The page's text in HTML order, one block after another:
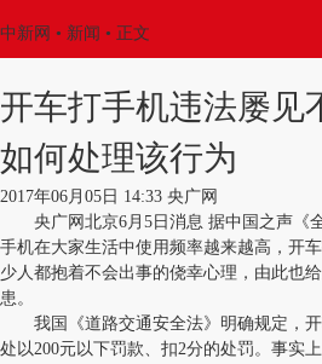
中新网 • 新闻 • 正文
开车打手机违法屡见
如何处理该行为
2017年06月05日 14:33 央广网
央广网北京6月5日消息 据中国之声《
手机在大家生活中使用频率越来越高，开
少人都抱着不会出事的侥幸心理，由此也
患。
我国《道路交通安全法》明确规定，开
处以200元以下罚款、扣2分的处罚。事实